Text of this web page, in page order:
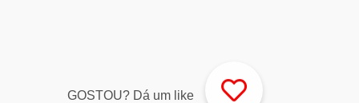
GOSTOU? Dá um like